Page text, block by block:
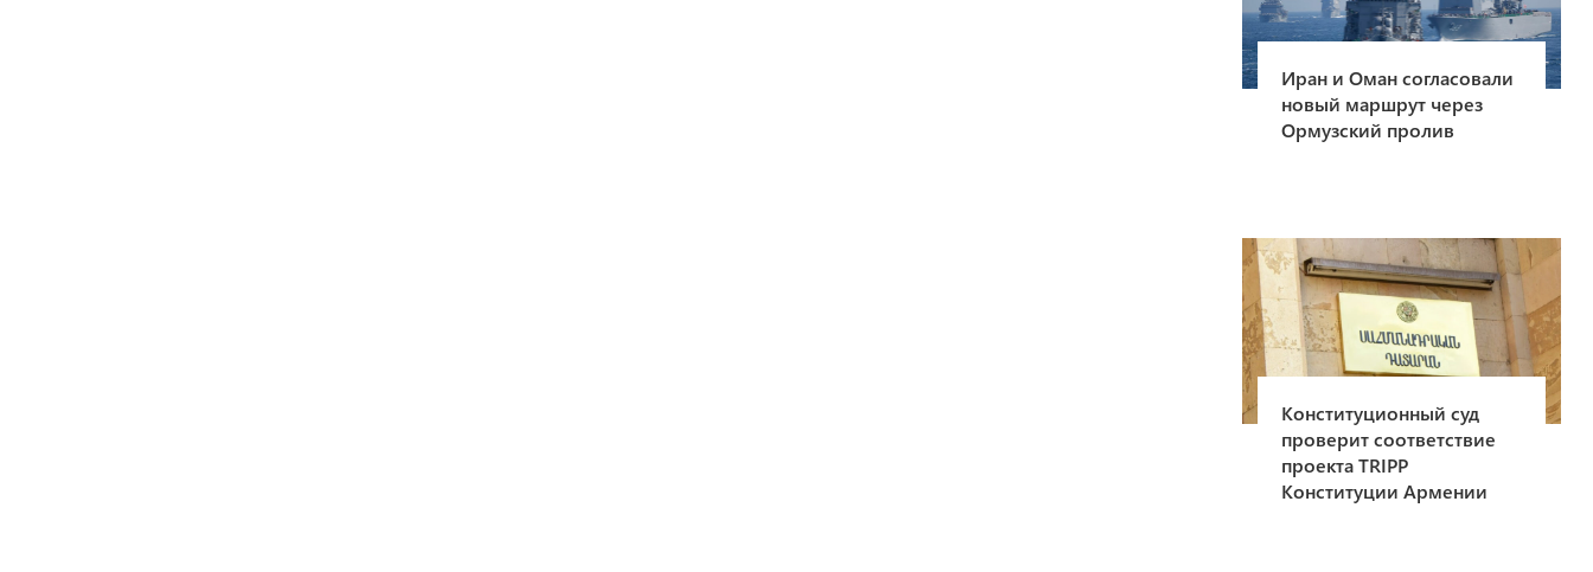
Иран и Оман согласовали
новый маршрут через
Ормузский пролив
Конституционный суд
проверит соответствие
проекта TRIPP
Конституции Армении